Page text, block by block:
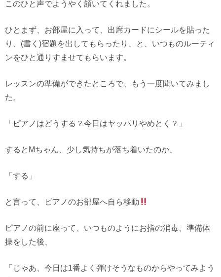
このひと声でようやく頷いてくれました。
ひとまず、お部屋に入って、出席カードにシールを貼った
り、(書く)宿題を出してもらったり、と、いつものルーティ
ンをひと通りすませてもらいます。
レッスンの準備ができたところで、もう一度聞いてみまし
た。
「ピアノはどうする？今日はヤッパリやめとく？」
するとMちゃん、少し気持ちが落ち着いたのか、
「する」
と言って、ピアノのお部屋へ自ら移動
ピアノの前に座って、いつものようにお指の消毒、準備体
操をした後、
「じゃあ、今日は1番よく弾けそうなものからやってみよう